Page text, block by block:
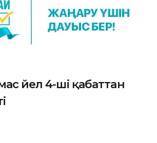
әйел 4-ші қабаттан